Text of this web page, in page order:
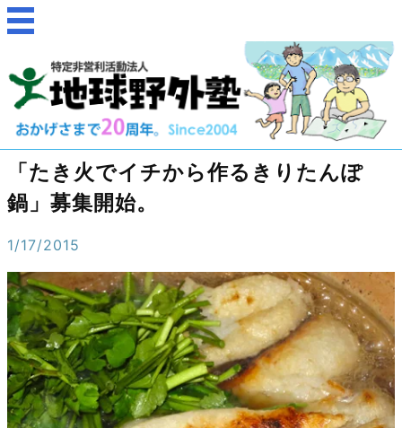
「たき火でイチから作るきりたんぽ
鍋」募集開始。
1/17/2015